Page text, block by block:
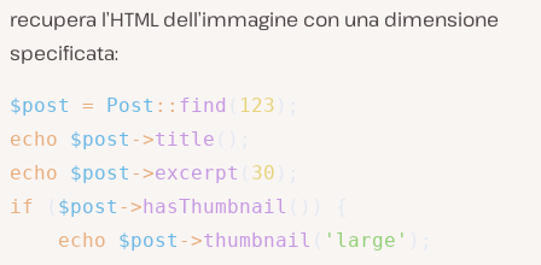
recupera l’HTML dell’immagine con una dimensione
specificata:
$post = Post :: find 123
echo
$post ->title
echo
$post ->excerpt 30
if
$post ->hasThumbnail
echo
$post ->thumbnail 'large'